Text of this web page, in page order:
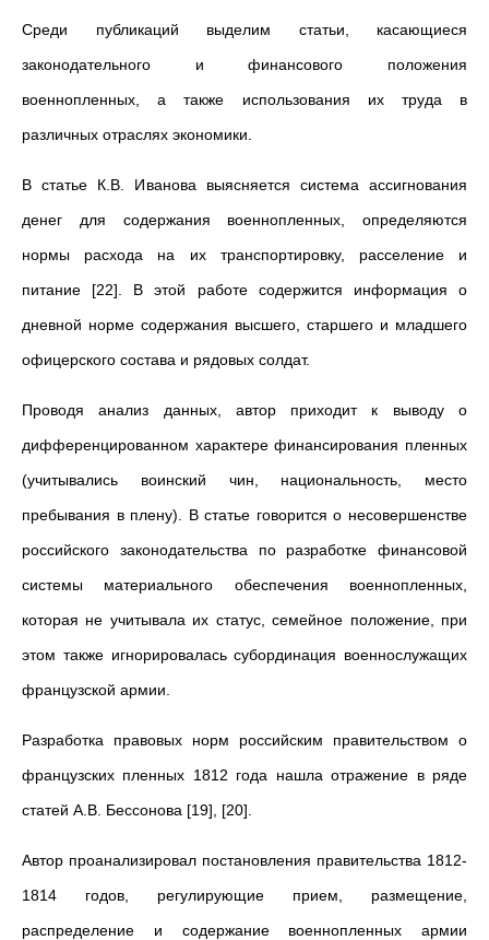
Среди публикаций выделим статьи, касающиеся
законодательного и финансового положения
военнопленных, а также использования их труда в
различных отраслях экономики.
В статье К.В. Иванова выясняется система ассигнования
денег для содержания военнопленных, определяются
нормы расхода на их транспортировку, расселение и
питание [22]. В этой работе содержится информация о
дневной норме содержания высшего, старшего и младшего
офицерского состава и рядовых солдат.
Проводя анализ данных, автор приходит к выводу о
дифференцированном характере финансирования пленных
(учитывались воинский чин, национальность, место
пребывания в плену). В статье говорится о несовершенстве
российского законодательства по разработке финансовой
системы материального обеспечения военнопленных,
которая не учитывала их статус, семейное положение, при
этом также игнорировалась субординация военнослужащих
французской армии.
Разработка правовых норм российским правительством о
французских пленных 1812 года нашла отражение в ряде
статей А.В. Бессонова [19], [20].
Автор проанализировал постановления правительства 1812-
1814 годов, регулирующие прием, размещение,
распределение и содержание военнопленных армии